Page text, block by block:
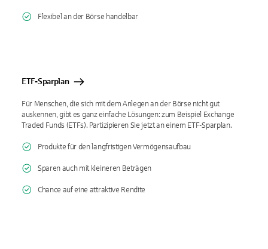
Flexibel an der Börse handelbar
ETF-Sparplan
Für Menschen, die sich mit dem Anlegen an der Börse nicht gut
auskennen, gibt es ganz einfache Lösungen: zum Beispiel Exchange
Traded Funds (ETFs). Partizipieren Sie jetzt an einem ETF-Sparplan.
Produkte für den langfristigen Vermögensaufbau
Sparen auch mit kleineren Beträgen
Chance auf eine attraktive Rendite